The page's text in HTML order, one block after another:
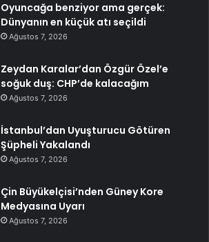
Oyuncağa benziyor ama gerçek:
Dünyanın en küçük atı seçildi
Ağustos 7, 2026
Zeydan Karalar’dan Özgür Özel’e
soğuk duş: CHP’de kalacağım
Ağustos 7, 2026
İstanbul’dan Uyuşturucu Götüren
Şüpheli Yakalandı
Ağustos 7, 2026
Çin Büyükelçisi’nden Güney Kore
Medyasına Uyarı
Ağustos 7, 2026